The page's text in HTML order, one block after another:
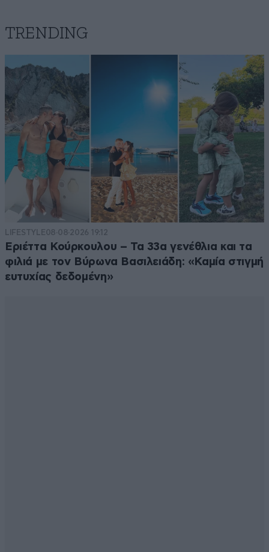
TRENDING
LIFESTYLE08·08·2026 19:12
Εριέττα Κούρκουλου – Τα 33α γενέθλια και τα
φιλιά με τον Βύρωνα Βασιλειάδη: «Καμία στιγμή
ευτυχίας δεδομένη»